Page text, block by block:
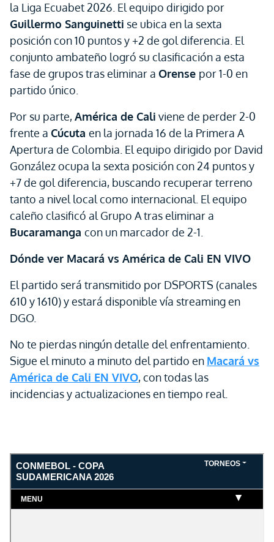
la Liga Ecuabet 2026. El equipo dirigido por
Guillermo Sanguinetti se ubica en la sexta
posición con 10 puntos y +2 de gol diferencia. El
conjunto ambateño logró su clasificación a esta
fase de grupos tras eliminar a Orense por 1-0 en
partido único.
Por su parte,América de Cali viene de perder 2-0
frente a Cúcuta en la jornada 16 de la Primera A
Apertura de Colombia. El equipo dirigido por David
González ocupa la sexta posición con 24 puntos y
+7 de gol diferencia, buscando recuperar terreno
tanto a nivel local como internacional. El equipo
caleño clasificó al Grupo A tras eliminar a
Bucaramanga con un marcador de 2-1.
Dónde ver Macará vs América de Cali EN VIVO
El partido será transmitido por DSPORTS (canales
610 y 1610) y estará disponible vía streaming en
DGO.
No te pierdas ningún detalle del enfrentamiento.
Sigue el minuto a minuto del partido en Macará vs
América de Cali EN VIVO, con todas las
incidencias y actualizaciones en tiempo real.